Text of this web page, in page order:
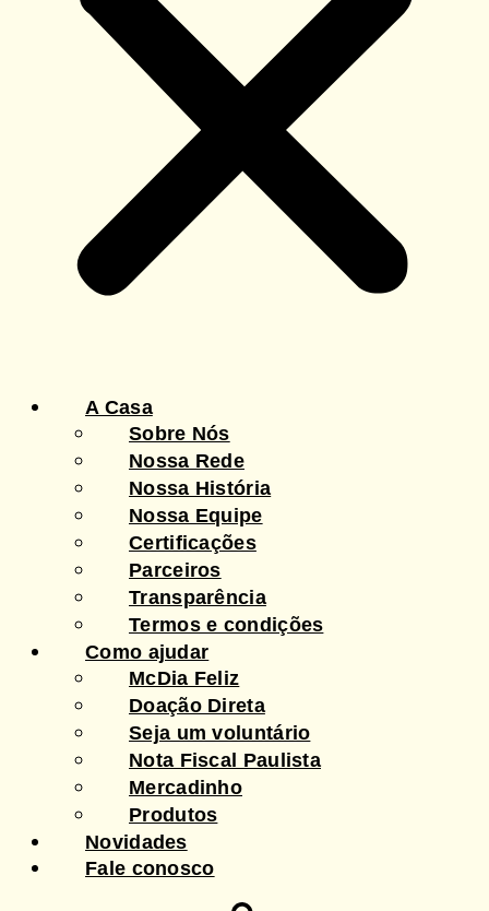
A Casa
Sobre Nós
Nossa Rede
Nossa História
Nossa Equipe
Certificações
Parceiros
Transparência
Termos e condições
Como ajudar
McDia Feliz
Doação Direta
Seja um voluntário
Nota Fiscal Paulista
Mercadinho
Produtos
Novidades
Fale conosco